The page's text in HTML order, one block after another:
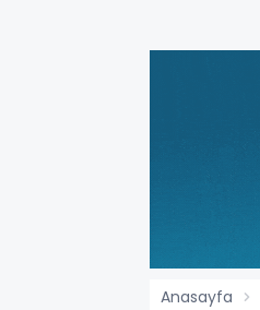
Anasayfa